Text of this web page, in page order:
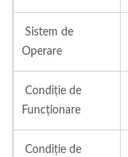
Sistem de
Operare
Condiție de
Funcționare
Condiție de